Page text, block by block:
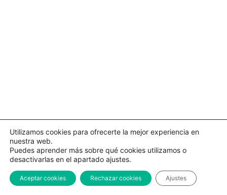
Utilizamos cookies para ofrecerte la mejor experiencia en
nuestra web.
Puedes aprender más sobre qué cookies utilizamos o
desactivarlas en el apartado ajustes.
Aceptar cookies Rechazar cookies Ajustes